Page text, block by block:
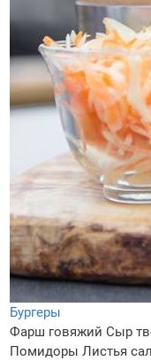
Бургеры
Фарш говяжий Сыр
Помидоры Листья